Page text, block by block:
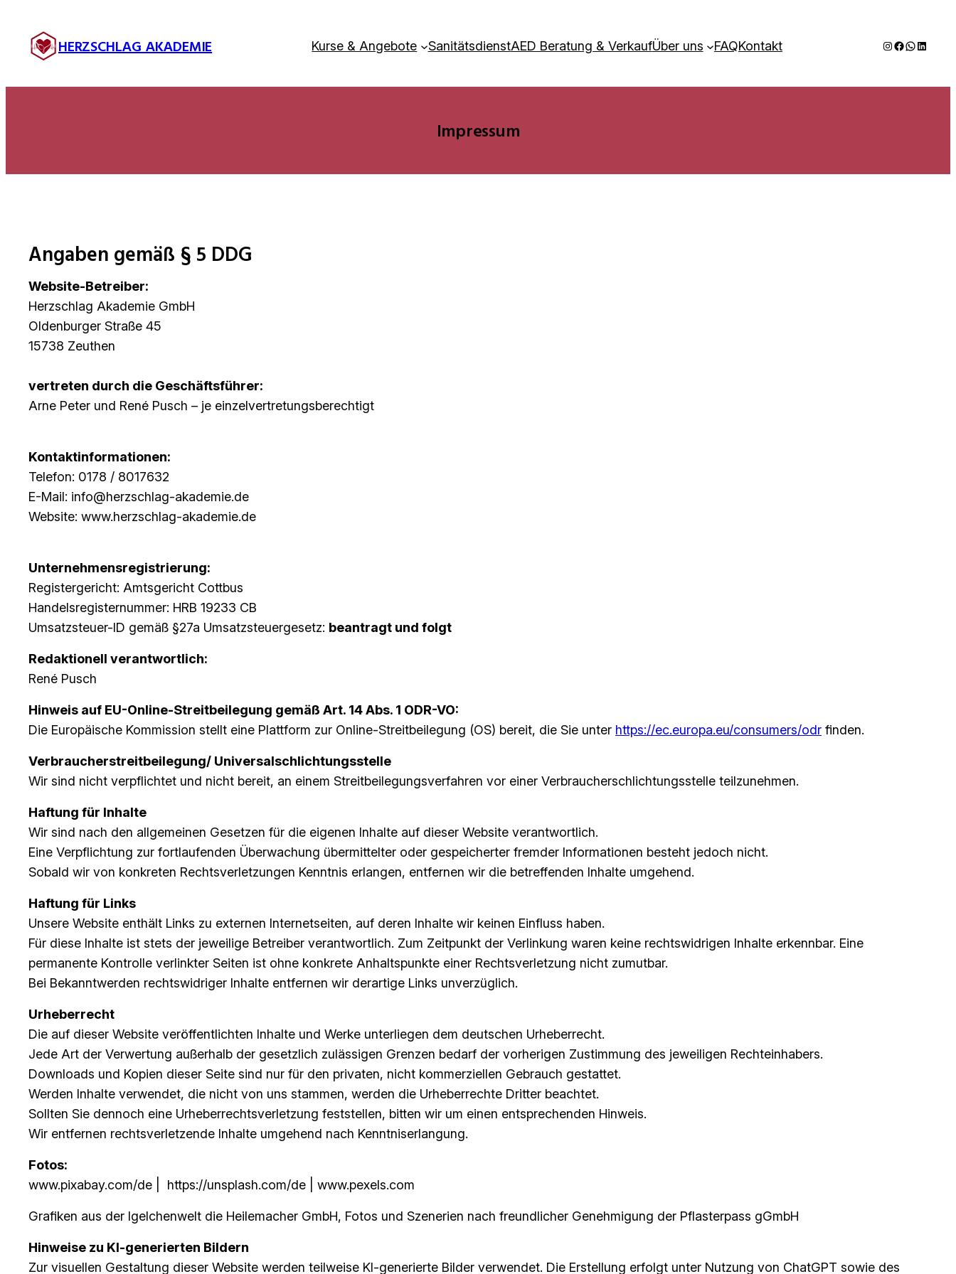
Inhalt
springen HERZSCHLAG AKADEMIE Kurse & Angebote SanitätsdienstAED Beratung & VerkaufÜber uns FAQKontakt Instagram
Facebook
Impressum
Angaben gemäß § 5 DDG
Website-Betreiber:
Herzschlag Akademie GmbH
Oldenburger Straße 45
15738 Zeuthen
vertreten durch die Geschäftsführer:
Arne Peter und René Pusch – je einzelvertretungsberechtigt
Kontaktinformationen:
Telefon: 0178 / 8017632
E-Mail: info@herzschlag-akademie.de
Website: www.herzschlag-akademie.de
Unternehmensregistrierung:
Registergericht: Amtsgericht Cottbus
Handelsregisternummer: HRB 19233 CB
Umsatzsteuer-ID gemäß §27a Umsatzsteuergesetz: beantragt und folgt
Redaktionell verantwortlich:
René Pusch
Hinweis auf EU-Online-Streitbeilegung gemäß Art. 14 Abs. 1 ODR-VO:
Die Europäische Kommission stellt eine Plattform zur Online-Streitbeilegung (OS) bereit, die Sie unter https://ec.europa.eu/consumers/odr finden.
Verbraucher­streit­beilegung/ Universal­schlichtungs­stelle
Wir sind nicht verpflichtet und nicht bereit, an einem Streitbeilegungsverfahren vor einer Verbraucherschlichtungsstelle teilzunehmen.
Haftung für Inhalte
Wir sind nach den allgemeinen Gesetzen für die eigenen Inhalte auf dieser Website verantwortlich.
Eine Verpflichtung zur fortlaufenden Überwachung übermittelter oder gespeicherter fremder Informationen besteht jedoch nicht.
Sobald wir von konkreten Rechtsverletzungen Kenntnis erlangen, entfernen wir die betreffenden Inhalte umgehend.
Haftung für Links
Unsere Website enthält Links zu externen Internetseiten, auf deren Inhalte wir keinen Einfluss haben.
Für diese Inhalte ist stets der jeweilige Betreiber verantwortlich. Zum Zeitpunkt der Verlinkung waren keine rechtswidrigen Inhalte erkennbar. Eine
permanente Kontrolle verlinkter Seiten ist ohne konkrete Anhaltspunkte einer Rechtsverletzung nicht zumutbar.
Bei Bekanntwerden rechtswidriger Inhalte entfernen wir derartige Links unverzüglich.
Urheberrecht
Die auf dieser Website veröffentlichten Inhalte und Werke unterliegen dem deutschen Urheberrecht.
Jede Art der Verwertung außerhalb der gesetzlich zulässigen Grenzen bedarf der vorherigen Zustimmung des jeweiligen Rechteinhabers.
Downloads und Kopien dieser Seite sind nur für den privaten, nicht kommerziellen Gebrauch gestattet.
Werden Inhalte verwendet, die nicht von uns stammen, werden die Urheberrechte Dritter beachtet.
Sollten Sie dennoch eine Urheberrechtsverletzung feststellen, bitten wir um einen entsprechenden Hinweis.
Wir entfernen rechtsverletzende Inhalte umgehend nach Kenntniserlangung.
Fotos:
www.pixabay.com/de | https://unsplash.com/de | www.pexels.com
Grafiken aus der Igelchenwelt die Heilemacher GmbH, Fotos und Szenerien nach freundlicher Genehmigung der Pflasterpass gGmbH
Hinweise zu KI-generierten Bildern
Zur visuellen Gestaltung dieser Website werden teilweise KI-generierte Bilder verwendet. Die Erstellung erfolgt unter Nutzung von ChatGPT sowie des